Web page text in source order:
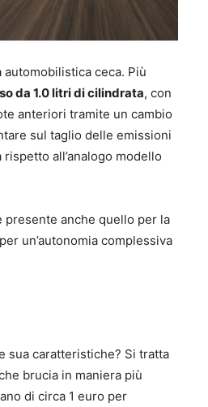
automobilistica ceca. Più
da 1.0 litri di cilindrata, con
anteriori tramite un cambio
sul taglio delle emissioni
all’analogo modello
anche quello per la
un’autonomia complessiva
sua caratteristiche? Si tratta
brucia in maniera più
di circa 1 euro per